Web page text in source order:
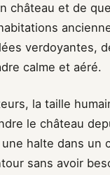
château et de
verdoyantes,
calme et aéré.
la taille
le château
halte dans un
sans avoir